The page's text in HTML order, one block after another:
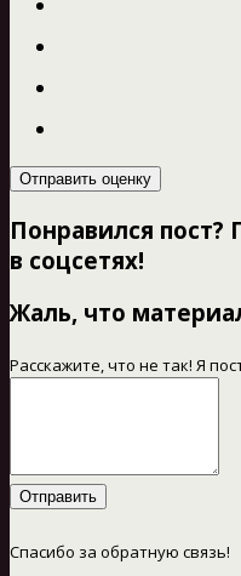
Отправить оценку
Понравился пост?
в соцсетях!
Жаль, что
Расскажите, что не так! Я
Отправить
Спасибо за обратную связь!